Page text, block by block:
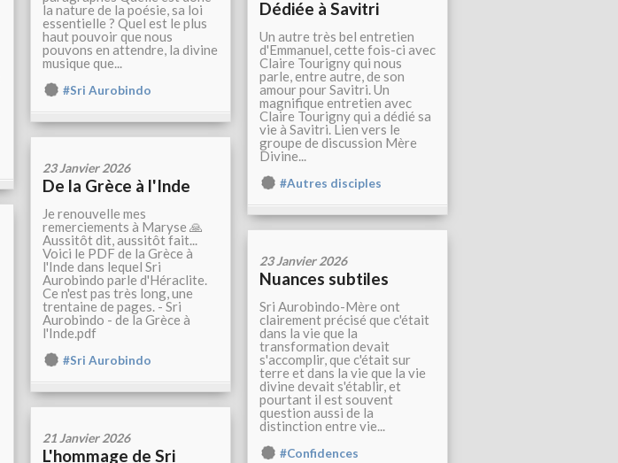
la nature de la poésie, sa loi
essentielle ? Quel est le plus
haut pouvoir que nous
pouvons en attendre, la divine
musique que...
#Sri Aurobindo
Dédiée à Savitri
Un autre très bel entretien
d'Emmanuel, cette fois-ci avec
Claire Tourigny qui nous
parle, entre autre, de son
amour pour Savitri. Un
magnifique entretien avec
Claire Tourigny qui a dédié sa
vie à Savitri. Lien vers le
groupe de discussion Mère
Divine...
#Autres disciples
23 Janvier 2026
De la Grèce à l'Inde
Je renouvelle mes
remerciements à Maryse 🙏
Aussitôt dit, aussitôt fait...
Voici le PDF de la Grèce à
l'Inde dans lequel Sri
Aurobindo parle d'Héraclite.
Ce n'est pas très long, une
trentaine de pages. - Sri
Aurobindo - de la Grèce à
l'Inde.pdf
#Sri Aurobindo
23 Janvier 2026
Nuances subtiles
Sri Aurobindo-Mère ont
clairement précisé que c'était
dans la vie que la
transformation devait
s'accomplir, que c'était sur
terre et dans la vie que la vie
divine devait s'établir, et
pourtant il est souvent
question aussi de la
distinction entre vie...
#Confidences
21 Janvier 2026
L'hommage de Sri